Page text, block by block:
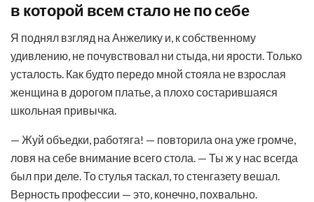
в которой всем стало не по себе
Я поднял взгляд на Анжелику и, к собственному
удивлению, не почувствовал ни стыда, ни ярости. Только
усталость. Как будто передо мной стояла не взрослая
женщина в дорогом платье, а плохо состарившаяся
школьная привычка.
— Жуй объедки, работяга! — повторила она уже громче,
ловя на себе внимание всего стола. — Ты ж у нас всегда
был при деле. То стулья таскал, то стенгазету вешал.
Верность профессии — это, конечно, похвально.